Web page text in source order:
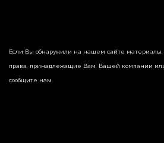
Если Вы обнаружили на нашем сайте материалы,
права, принадлежащие Вам, Вашей компании или
сообщите нам.